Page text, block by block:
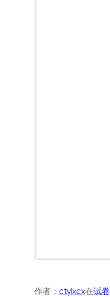
作者： ctylxcx在试卷